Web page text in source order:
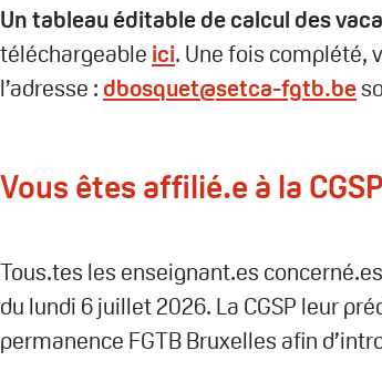
Un tableau éditable de calcul des
téléchargeable ici. Une fois complété,
l’adresse : dbosquet@setca-fgtb.be
Vous êtes affilié.e à la
Tous.tes les enseignant.es
du lundi 6 juillet 2026. La CGSP leur
permanence FGTB Bruxelles afin